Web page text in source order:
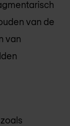
van de
van